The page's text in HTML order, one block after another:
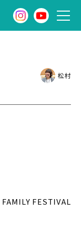
松村
FESTIVAL